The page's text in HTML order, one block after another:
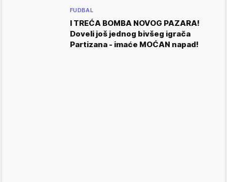
FUDBAL
I TREĆA BOMBA NOVOG PAZARA!
Doveli još jednog bivšeg igrača
Partizana - imaće MOĆAN napad!